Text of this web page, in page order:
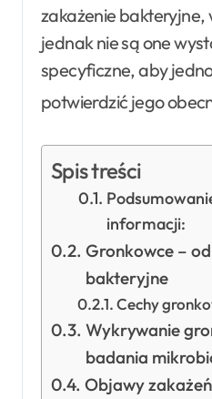
zakażenie bakteryjne,
jednak nie są one
specyficzne, aby
potwierdzić jego
Spis treści
informacji:
Gronkowce –
bakteryjne
Cechy
Wykrywanie
badania
Objawy